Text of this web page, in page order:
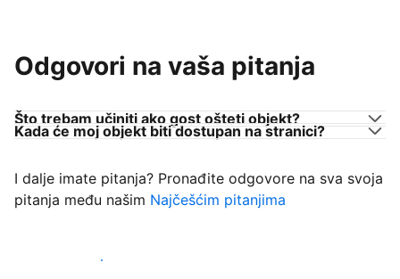
Odgovori na vaša pitanja
Što trebam učiniti ako gost ošteti objekt?
Kada će moj objekt biti dostupan na stranici?
I dalje imate pitanja? Pronađite odgovore na sva svoja
pitanja među našim Najčešćim pitanjima
Počnite primati goste